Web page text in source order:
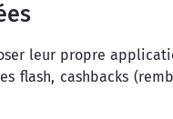
leur propre
flash, cashbacks